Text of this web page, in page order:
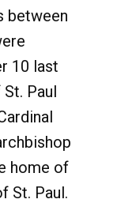
between
10 last
Paul
home of
St. Paul.